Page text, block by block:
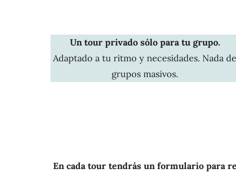
Un tour privado sólo para tu grupo.
Adaptado a tu ritmo y necesidades. Nada de
grupos masivos.
En cada tour tendrás un formulario para